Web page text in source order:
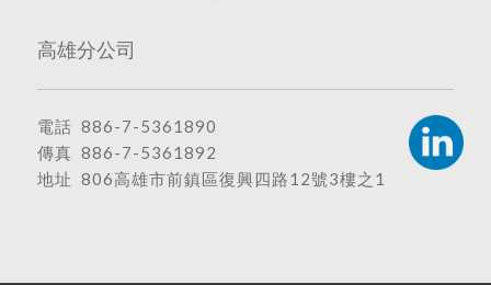
高雄分公司
電話 886-7-5361890
傳真 886-7-5361892
地址 806高雄市前鎮區復興四路12號3樓之1